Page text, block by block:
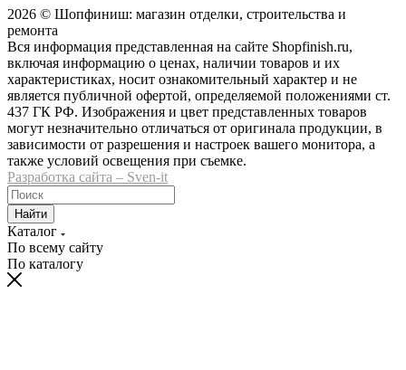
2026 © Шопфиниш: магазин отделки, строительства и
ремонта
Вся информация представленная на сайте Shopfinish.ru,
включая информацию о ценах, наличии товаров и их
характеристиках, носит ознакомительный характер и не
является публичной офертой, определяемой положениями ст.
437 ГК РФ. Изображения и цвет представленных товаров
могут незначительно отличаться от оригинала продукции, в
зависимости от разрешения и настроек вашего монитора, а
также условий освещения при съемке.
Разработка сайта – Sven-it
Найти
Каталог
По всему сайту
По каталогу